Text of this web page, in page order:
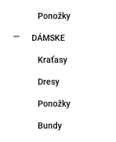
Ponožky
DÁMSKE
Kraťasy
Dresy
Ponožky
Bundy